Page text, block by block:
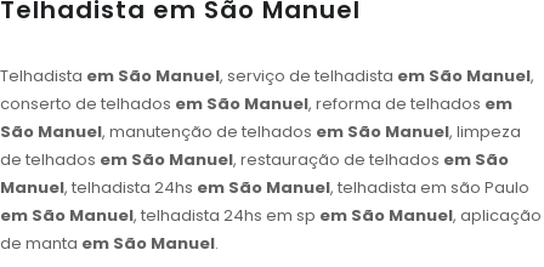
Telhadista em São Manuel
Telhadista em São Manuel, serviço de telhadista em São Manuel,
conserto de telhados em São Manuel, reforma de telhados em
São Manuel, manutenção de telhados em São Manuel, limpeza
de telhados em São Manuel, restauração de telhados em São
Manuel, telhadista 24hs em São Manuel, telhadista em são Paulo
em São Manuel, telhadista 24hs em sp em São Manuel, aplicação
de manta em São Manuel.